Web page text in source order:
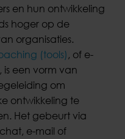
en hun ontwikkeling
hoger op de
organisaties.
(tools) , of e-
een vorm van
om
ontwikkeling te
Het gebeurt via
e-mail of